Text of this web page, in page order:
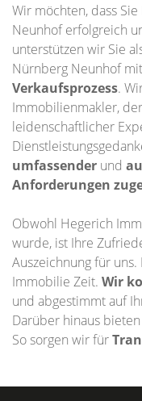
Wir möchten, dass
Neunhof erfolgreich
unterstützen wir Sie
Nürnberg Neunhof
Verkaufsprozess.
Immobilienmakler,
leidenschaftlicher
umfassender und
Anforderungen
Obwohl Hegerich
wurde, ist Ihre
Auszeichnung für
Immobilie Zeit. Wir
und abgestimmt auf
Darüber hinaus
So sorgen wir für